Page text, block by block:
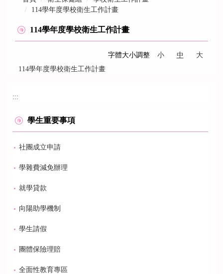
114學年度學校衛生工作計畫
114學年度學校衛生工作計畫
字體大小調整 小 中
大
114學年度學校衛生工作計畫
:::
學生重要事項
社團成立申請
學雜費減免辦理
就學貸款
向陽助學機制
學生請假
團體保險理賠
全面性教育專區